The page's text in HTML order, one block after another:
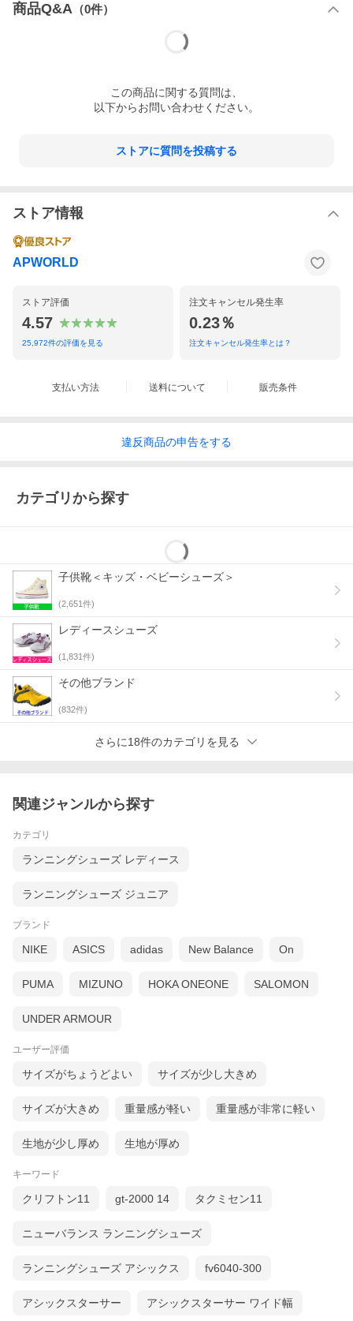
商品Q&A （0件）
この商品に関する質問は、
以下からお問い合わせください。
ストアに質問を投稿する
ストア情報
APWORLD
ストア評価
4.57
25,972件の評価を見る
注文キャンセル発生率
0.23％
注文キャンセル発生率とは？
支払い方法 送料について 販売条件
違反商品の申告をする
カテゴリから探す
子供靴＜キッズ・ベビーシューズ＞
(2,651件)
レディースシューズ
(1,831件)
その他ブランド
(832件)
さらに18件のカテゴリを見る
関連ジャンルから探す
カテゴリ
ランニングシューズ レディース
ランニングシューズ ジュニア
ブランド
NIKE ASICS adidas New Balance On
PUMA MIZUNO HOKA ONEONE SALOMON
UNDER ARMOUR
ユーザー評価
サイズがちょうどよい サイズが少し大きめ
サイズが大きめ 重量感が軽い 重量感が非常に軽い
生地が少し厚め 生地が厚め
キーワード
クリフトン11 gt-2000 14 タクミセン11
ニューバランス ランニングシューズ
ランニングシューズ アシックス fv6040-300
アシックスターサー アシックスターサー ワイド幅